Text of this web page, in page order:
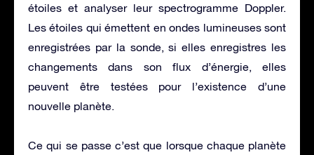
étoiles et analyser leur spectrogramme Doppler.
Les étoiles qui émettent en ondes lumineuses sont
enregistrées par la sonde, si elles enregistres les
changements dans son flux d’énergie, elles
peuvent être testées pour l’existence d’une
nouvelle planète.
Ce qui se passe c’est que lorsque chaque planète